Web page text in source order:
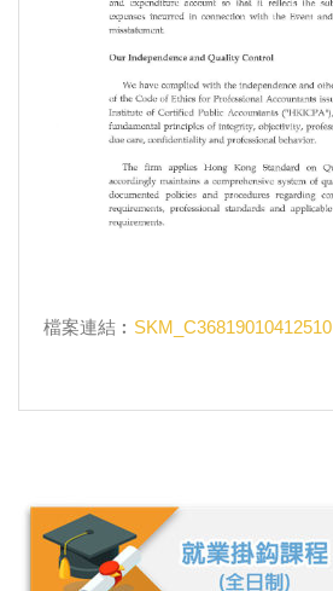
檔案連結︰ SKM_C36819010412510